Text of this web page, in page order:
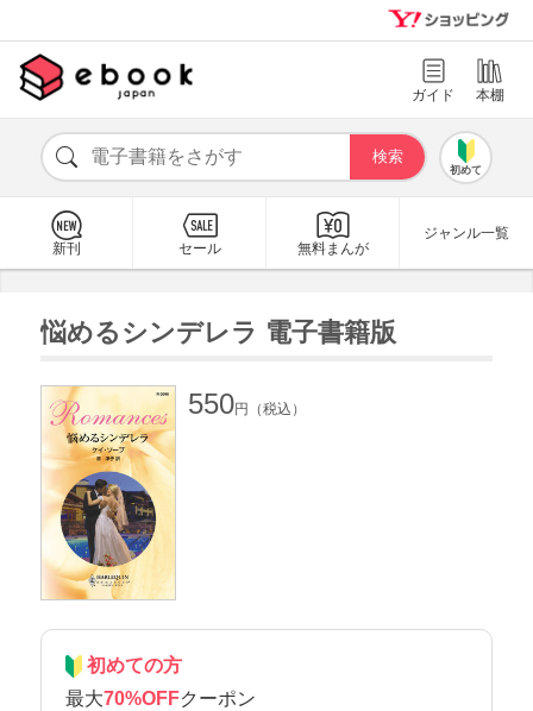
ガイド 本棚
初めて
新刊 セール 無料まんが
ジャンル一覧
悩めるシンデレラ 電子書籍版
550円（税込）
初めての方
最大70%OFFクーポン